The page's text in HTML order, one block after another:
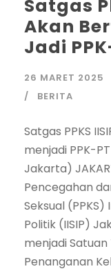
Satgas
Akan
Jadi
26 MARET 2025
BERITA
Satgas PPKS
menjadi PPK-
Jakarta)
Pencegahan
Seksual
Politik (IISIP)
menjadi
Penanganan